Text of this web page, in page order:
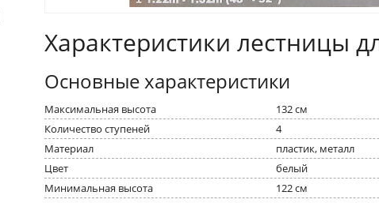
Характеристики лестницы
Основные характеристики
Максимальная высота
132 см
Количество ступеней
4
Материал
пластик, металл
Цвет
белый
Минимальная высота
122 см